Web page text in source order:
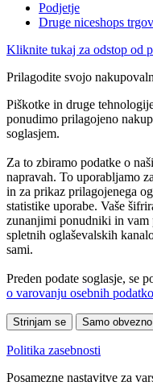
Podjetje
Druge niceshops
Kliknite tukaj za odstop od
Prilagodite svojo
Piškotke in druge
ponudimo prilagojeno
soglasjem.
Za to zbiramo podatke o
napravah. To uporabljamo
in za prikaz prilagojenega
statistike uporabe. Vaše
zunanjimi ponudniki in
spletnih oglaševalskih
sami.
Preden podate soglasje, se
o varovanju osebnih
Strinjam se Samo obvezno
Politika zasebnosti
Posamezne nastavitve za